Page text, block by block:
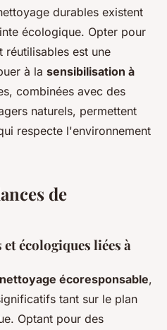
durables existent
écologique. Opter pour
réutilisables est une
à la sensibilisation à
combinées avec des
naturels, permettent
respecte l'environnement
de
écologiques liées à
nettoyage écoresponsable,
tant sur le plan
Optant pour des